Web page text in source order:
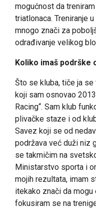
mogućnost da
triatlonaca. Treniranje
mnogo znači za
odrađivanje velikog
Koliko imaš podrške
Što se kluba, tiče ja
koji sam osnovao
Racing“. Sam klub
plivačke staze i od
Savez koji se od
podržava već duži niz
se takmičim na
Ministarstvo sporta i
mojih rezultata, imam
itekako znači da
fokusiram se na